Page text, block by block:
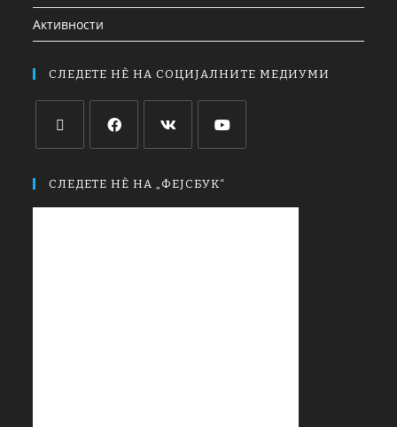
Активности
СЛЕДЕТЕ НЀ НА СОЦИЈАЛНИТЕ МЕДИУМИ
СЛЕДЕТЕ НЀ НА „ФЕЈСБУК“